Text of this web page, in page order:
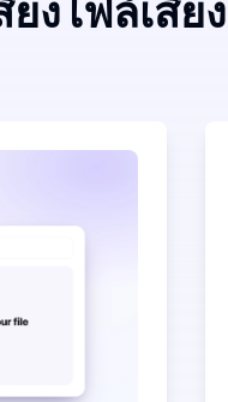
ยงไฟล์เสี